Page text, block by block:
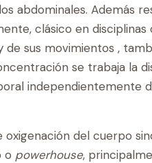
abdominales. Además
clásico en disciplinas
sus movimientos ,
se trabaja la
independientemente
del cuerpo
o powerhouse,